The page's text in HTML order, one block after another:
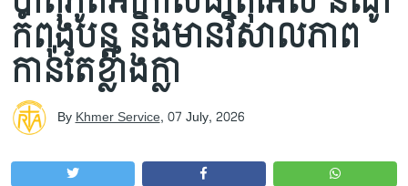
កំពុងបន្ត និងមានវិសាលភាព
កាន់តែខ្លាំងក្លា
ByKhmer Service, 07 July, 2026